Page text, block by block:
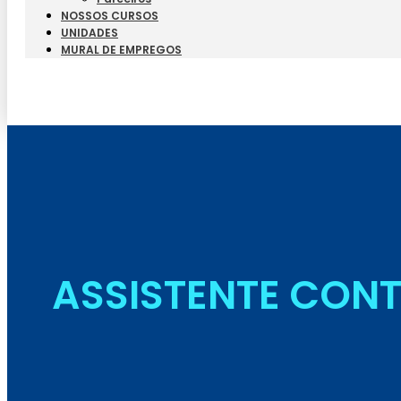
NOSSOS CURSOS
UNIDADES
MURAL DE EMPREGOS
ASSISTENTE